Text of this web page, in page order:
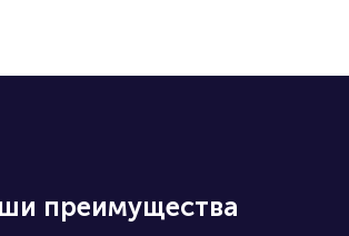
преимущества